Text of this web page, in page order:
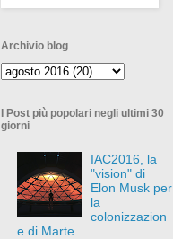
Archivio blog
I Post più popolari negli ultimi 30
giorni
IAC2016, la
"vision" di
Elon Musk per
la
colonizzazion
e di Marte